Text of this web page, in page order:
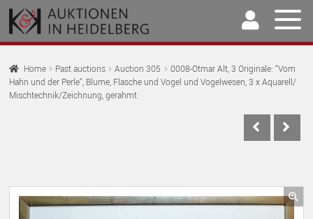
Skip
to
navigation
Skip
to
content
Home
Auctions
Our Team
Home Past auctions Auction 305
0008-Otmar Alt, 3 Originale: “Vom
Hahn und der Perle”, Blume, Flasche und Vogel und Vogelwesen, 3 x Aquarell/
Mischtechnik/Zeichnung, gerahmt